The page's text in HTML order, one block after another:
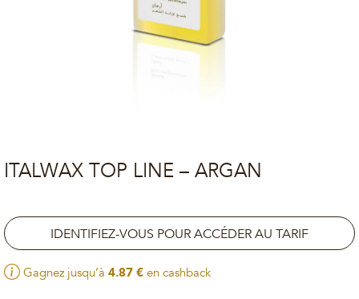
ITALWAX TOP LINE – ARGAN
IDENTIFIEZ-VOUS POUR ACCÉDER AU TARIF
Gagnez jusqu’à 4.87 € en cashback